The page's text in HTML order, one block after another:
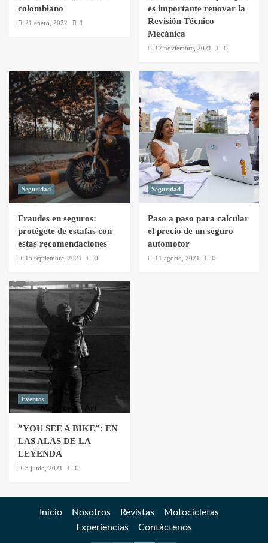
colombiano
21 enero, 2022 1
es importante renovar la
Revisión Técnico
Mecánica
12 noviembre, 2021 0
Seguridad
Fraudes en seguros:
protégete de estafas con
estas recomendaciones
15 septiembre, 2021 0
Seguridad
Paso a paso para calcular
el precio de un seguro
automotor
11 agosto, 2021 0
Eventos
”YOU SEE A BIKE”: EN
LAS ALAS DE LA
LEYENDA
3 junio, 2021 0
Inicio Nosotros Revistas
Motocicletas
Experiencias
Contáctenos